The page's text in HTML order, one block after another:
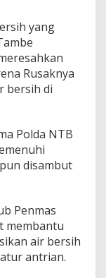
yang
Rusaknya
bersih di
Polda NTB
disambut
Penmas
membantu
air bersih
antrian.